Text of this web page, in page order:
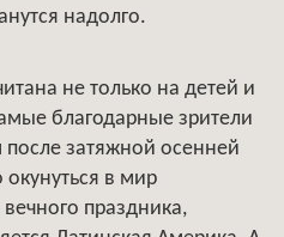
надолго.
не только на детей и
благодарные зрители
затяжной осенней
окунуться в мир
праздника,